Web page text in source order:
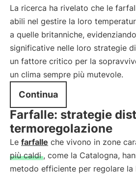
La ricerca ha rivelato che le
abili nel gestire la loro
a quelle britanniche,
significative nelle loro strategie di
un fattore critico per la
un clima sempre più mutevole.
Continua
Farfalle: strategie
termoregolazione
Le farfalle che vivono in zone
più caldi , come la Catalogna,
metodo efficiente per regolare la